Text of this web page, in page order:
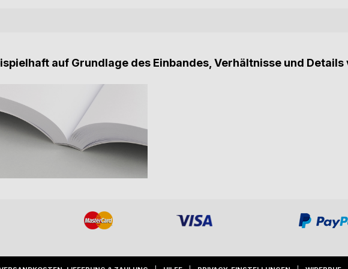
auf Grundlage des Einbandes, Verhältnisse und